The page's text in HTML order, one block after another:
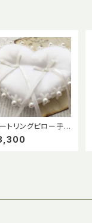
トリングピロー手
キット